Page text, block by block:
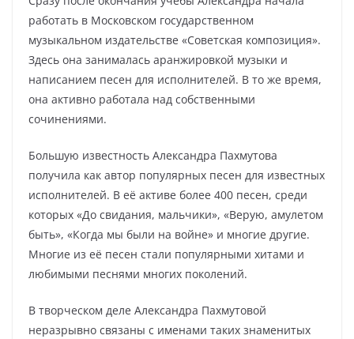
работать в Московском государственном
музыкальном издательстве «Советская композиция».
Здесь она занималась аранжировкой музыки и
написанием песен для исполнителей. В то же время,
она активно работала над собственными
сочинениями.
Большую известность Александра Пахмутова
получила как автор популярных песен для известных
исполнителей. В её активе более 400 песен, среди
которых «До свидания, мальчики», «Верую, амулетом
быть», «Когда мы были на войне» и многие другие.
Многие из её песен стали популярными хитами и
любимыми песнями многих поколений.
В творческом деле Александра Пахмутовой
неразрывно связаны с именами таких знаменитых